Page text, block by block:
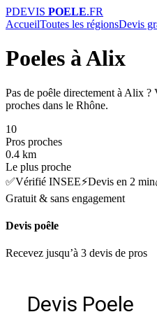
PDEVIS POELE.FR
AccueilToutes les régionsDevis
Poeles à Alix
Pas de poêle directement à Alix
proches dans le Rhône.
10
Pros proches
0.4 km
Le plus proche
✅Vérifié INSEE⚡Devis en 2 min
Gratuit & sans engagement
Devis poêle
Recevez jusqu’à 3 devis de pros
Devis Poele